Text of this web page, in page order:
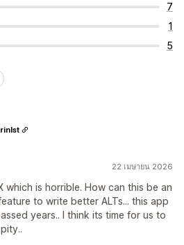
7
1
5
22 เมษายน 2026
which is horrible. How can this be an
to write better ALTs... this app
years.. I think its time for us to